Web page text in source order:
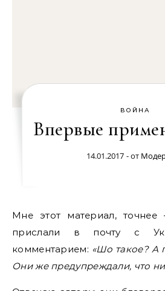
ВОЙНА
Впервые
14.01.2017 - от
Мне этот материал, точнее – ссылку на него
прислали в почту с
комментарием: «Шо такое? А
Они же предупреждали, что